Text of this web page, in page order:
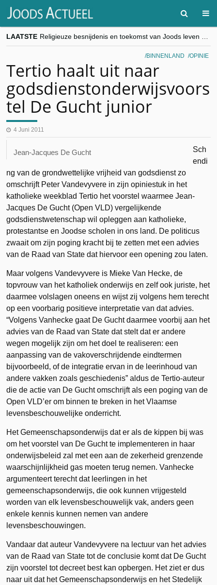
LAATSTE
“Besnijdenisdebat toont hoe moeilijk seculiere Westen minderheden begrijpt”, Jinnih Beels (Vooruit)
CITYTRIP | ROEMENIË – Boekarest: de verrassing van Oost-Europa
BINNENLAND OPINIE
Tertio haalt uit naar
godsdienstonderwijsvoors
tel De Gucht junior
4 Juni 2011
Jean-Jacques De Gucht
Sch
endi
ng van de grondwettelijke vrijheid van godsdienst zo
omschrijft Peter Vandevyvere in zijn opiniestuk in het
katholieke weekblad Tertio het voorstel waarmee Jean-
Jacques De Gucht (Open VLD) vergelijkende
godsdienstwetenschap wil opleggen aan katholieke,
protestantse en Joodse scholen in ons land. De politicus
zwaait om zijn poging kracht bij te zetten met een advies
van de Raad van State dat hiervoor een opening zou laten.
Maar volgens Vandevyvere is Mieke Van Hecke, de
topvrouw van het katholiek onderwijs en zelf ook juriste, het
daarmee volslagen oneens en wijst zij volgens hem terecht
op een voorbarig positieve interpretatie van dat advies.
“Volgens Vanhecke gaat De Gucht daarmee voorbij aan het
advies van de Raad van State dat stelt dat er andere
wegen mogelijk zijn om het doel te realiseren: een
aanpassing van de vakoverschrijdende eindtermen
bijvoorbeeld, of de integratie ervan in de leerinhoud van
andere vakken zoals geschiedenis” aldus de Tertio-auteur
die de actie van De Gucht omschrijft als een poging van de
Open VLD’er om binnen te breken in het Vlaamse
levensbeschouwelijke onderricht.
Het Gemeenschapsonderwijs dat er als de kippen bij was
om het voorstel van De Gucht te implementeren in haar
onderwijsbeleid zal met een aan de zekerheid grenzende
waarschijnlijkheid gas moeten terug nemen. Vanhecke
argumenteert terecht dat leerlingen in het
gemeenschapsonderwijs, die ook kunnen vrijgesteld
worden van elk levensbeschouwelijk vak, anders geen
enkele kennis kunnen nemen van andere
levensbeschouwingen.
Vandaar dat auteur Vandevyvere na lectuur van het advies
van de Raad van State tot de conclusie komt dat De Gucht
zijn voorstel tot decreet best kan opbergen. Het ziet er dus
naar uit dat het Gemeenschapsonderwijs en het Stedelijk